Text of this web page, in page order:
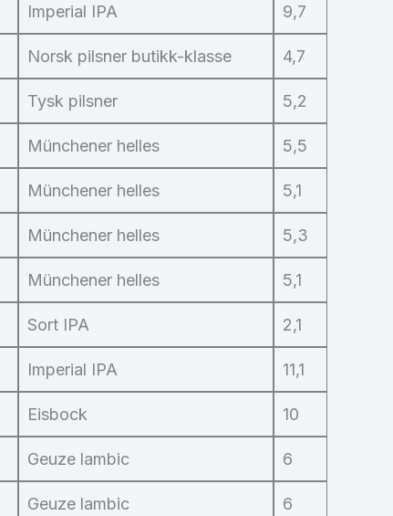
Imperial IPA 9,7
Norsk pilsner butikk-klasse 4,7
Tysk pilsner 5,2
Münchener helles 5,5
Münchener helles 5,1
Münchener helles 5,3
Münchener helles 5,1
Sort IPA 2,1
Imperial IPA 11,1
Eisbock 10
Geuze lambic 6
Geuze lambic 6